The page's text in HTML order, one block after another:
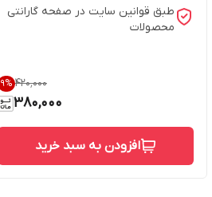
طبق قوانین سایت در صفحه گارانتی
محصولات
۴۲۰٬۰۰۰ 9%
380,000
افزودن به سبد خرید